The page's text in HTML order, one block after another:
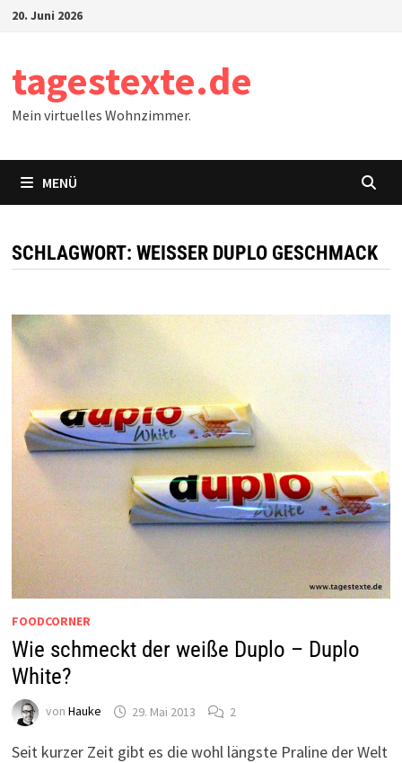
Zum20. Juni 2026
tagestexte.de
Mein virtuelles Wohnzimmer.
MENÜ
SCHLAGWORT: WEISSER DUPLO GESCHMACK
FOODCORNER
Wie schmeckt der weiße Duplo – Duplo
White?
von Hauke 29. Mai 2013 2
Seit kurzer Zeit gibt es die wohl längste Praline der Welt